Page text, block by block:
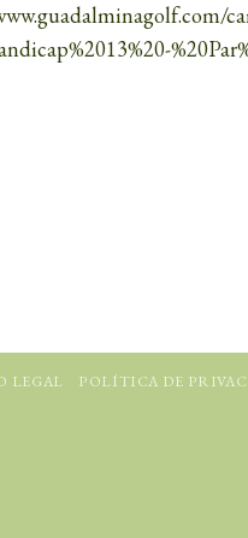
LEGAL POLÍTICA DE